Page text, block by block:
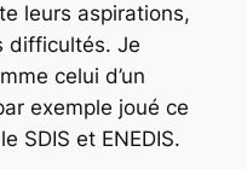
leurs aspirations,
difficultés. Je
celui d’un
exemple joué ce
SDIS et ENEDIS.